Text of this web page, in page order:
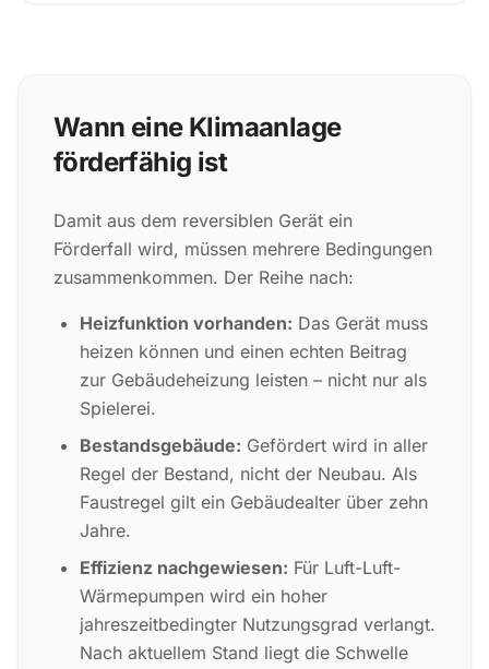
Wann eine Klimaanlage
förderfähig ist
Damit aus dem reversiblen Gerät ein
Förderfall wird, müssen mehrere Bedingungen
zusammenkommen. Der Reihe nach:
Heizfunktion vorhanden: Das Gerät muss
heizen können und einen echten Beitrag
zur Gebäudeheizung leisten – nicht nur als
Spielerei.
Bestandsgebäude: Gefördert wird in aller
Regel der Bestand, nicht der Neubau. Als
Faustregel gilt ein Gebäudealter über zehn
Jahre.
Effizienz nachgewiesen: Für Luft-Luft-
Wärmepumpen wird ein hoher
jahreszeitbedingter Nutzungsgrad verlangt.
Nach aktuellem Stand liegt die Schwelle